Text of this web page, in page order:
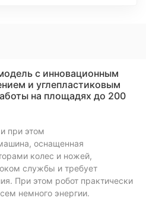
с инновационным
и углепластиковым
на площадях до 200
при этом
оснащенная
колес и ножей,
службы и требует
При этом робот практически
немного энергии.